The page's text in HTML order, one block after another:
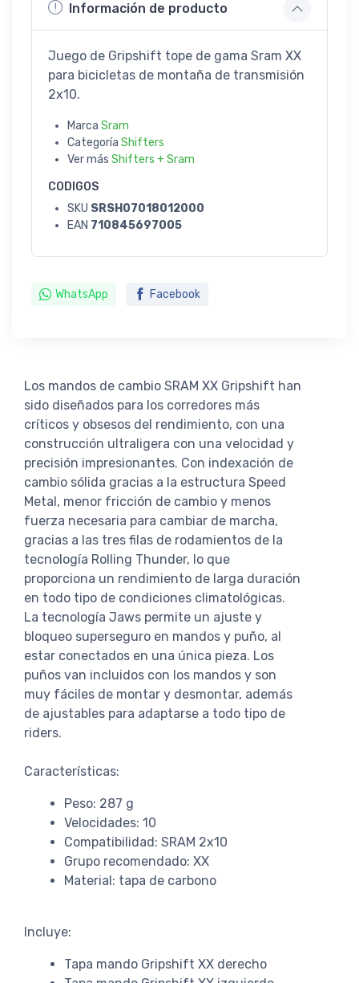
Información de producto
Juego de Gripshift tope de gama Sram XX
para bicicletas de montaña de transmisión
2x10.
Marca Sram
Categoría Shifters
Ver más Shifters + Sram
CODIGOS
SKU SRSH07018012000
EAN 710845697005
WhatsApp Facebook
Los mandos de cambio SRAM XX Gripshift han
sido diseñados para los corredores más
críticos y obsesos del rendimiento, con una
construcción ultraligera con una velocidad y
precisión impresionantes. Con indexación de
cambio sólida gracias a la estructura Speed
Metal, menor fricción de cambio y menos
fuerza necesaria para cambiar de marcha,
gracias a las tres filas de rodamientos de la
tecnología Rolling Thunder, lo que
proporciona un rendimiento de larga duración
en todo tipo de condiciones climatológicas.
La tecnología Jaws permite un ajuste y
bloqueo superseguro en mandos y puño, al
estar conectados en una única pieza. Los
puños van incluidos con los mandos y son
muy fáciles de montar y desmontar, además
de ajustables para adaptarse a todo tipo de
riders.
Características:
Peso: 287 g
Velocidades: 10
Compatibilidad: SRAM 2x10
Grupo recomendado: XX
Material: tapa de carbono
Incluye:
Tapa mando Gripshift XX derecho